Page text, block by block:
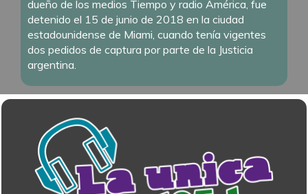
dueño de los medios Tiempo y radio América, fue
detenido el 15 de junio de 2018 en la ciudad
estadounidense de Miami, cuando tenía vigentes
dos pedidos de captura por parte de la Justicia
argentina.